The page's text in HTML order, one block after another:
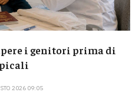
i genitori prima di
2026 09:05